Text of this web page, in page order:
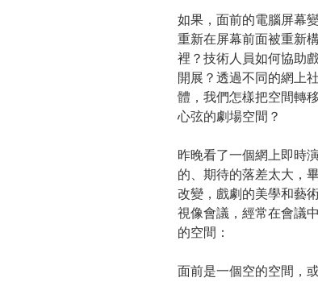
如果，面前的電腦屏幕
重新在屏幕前面被重新
裡？技術人員如何協助
開展？透過不同的網上
體，我們怎樣把空間轉
心弦的劇場空間？
昨晚看了一個網上即時
的、期待的落差太大，
改變，戲劇的美學和藝
視像會議，經常在會議
的空間：
面前是一個空的空間，